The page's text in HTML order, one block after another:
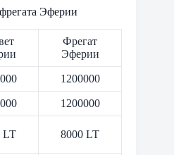
Эферии
Фрегат
Эферии
1200000
1200000
LT 8000 LT